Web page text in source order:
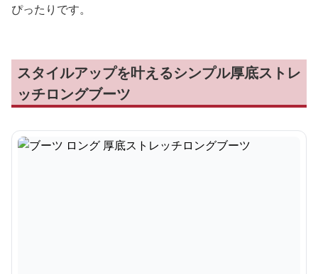
ぴったりです。
スタイルアップを叶えるシンプル厚底ストレ
ッチロングブーツ